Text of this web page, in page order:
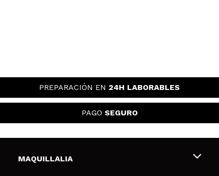
PREPARACIÓN EN 24H LABORABLES
PAGO SEGURO
MAQUILLALIA